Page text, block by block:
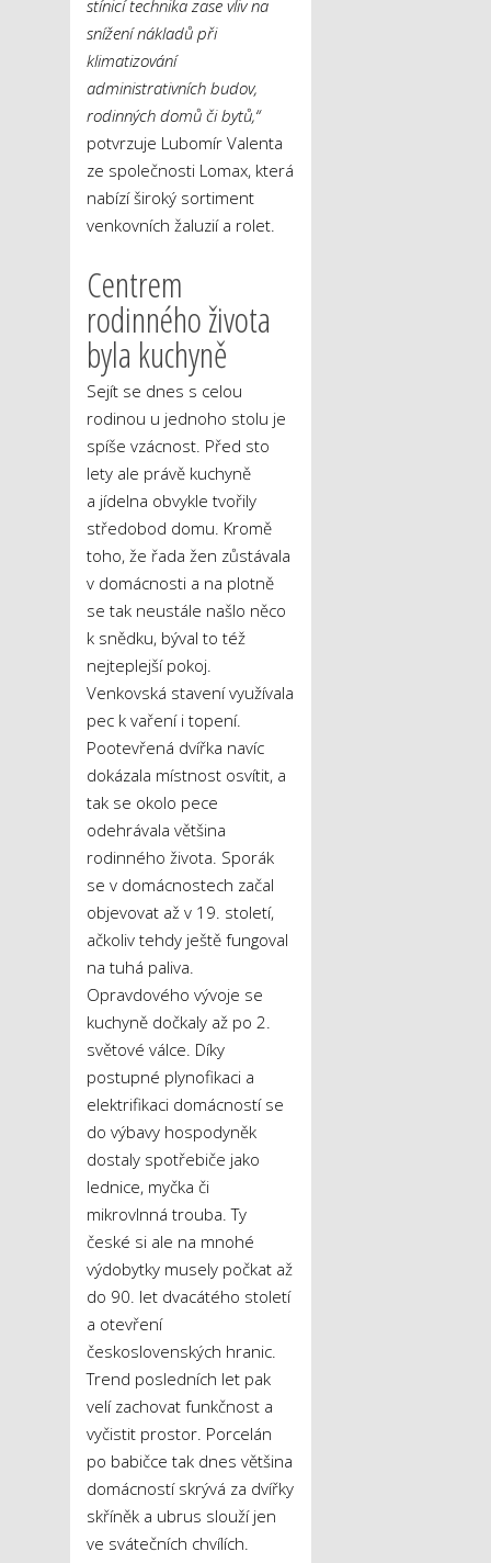
stínicí technika zase vliv na
snížení nákladů při
klimatizování
administrativních budov,
rodinných domů či bytů,“
potvrzuje Lubomír Valenta
ze společnosti Lomax, která
nabízí široký sortiment
venkovních žaluzií a rolet.
Centrem
rodinného života
byla kuchyně
Sejít se dnes s celou
rodinou u jednoho stolu je
spíše vzácnost. Před sto
lety ale právě kuchyně
a jídelna obvykle tvořily
středobod domu. Kromě
toho, že řada žen zůstávala
v domácnosti a na plotně
se tak neustále našlo něco
k snědku, býval to též
nejteplejší pokoj.
Venkovská stavení využívala
pec k vaření i topení.
Pootevřená dvířka navíc
dokázala místnost osvítit, a
tak se okolo pece
odehrávala většina
rodinného života. Sporák
se v domácnostech začal
objevovat až v 19. století,
ačkoliv tehdy ještě fungoval
na tuhá paliva.
Opravdového vývoje se
kuchyně dočkaly až po 2.
světové válce. Díky
postupné plynofikaci a
elektrifikaci domácností se
do výbavy hospodyněk
dostaly spotřebiče jako
lednice, myčka či
mikrovlnná trouba. Ty
české si ale na mnohé
výdobytky musely počkat až
do 90. let dvacátého století
a otevření
československých hranic.
Trend posledních let pak
velí zachovat funkčnost a
vyčistit prostor. Porcelán
po babičce tak dnes většina
domácností skrývá za dvířky
skříněk a ubrus slouží jen
ve svátečních chvílích.